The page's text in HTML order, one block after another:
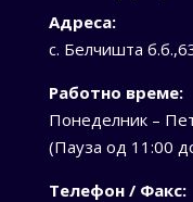
Адреса:
с. Белчишта
Работно време:
Понеделник –
(Пауза од 11:00
Телефон / Факс: